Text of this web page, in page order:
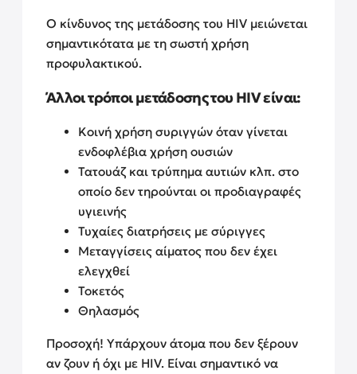
Ο κίνδυνος της μετάδοσης του HIV μειώνεται
σημαντικότατα με τη σωστή χρήση
προφυλακτικού.
Άλλοι τρόποι μετάδοσης του HIV είναι:
Κοινή χρήση συριγγών όταν γίνεται
ενδοφλέβια χρήση ουσιών
Τατουάζ και τρύπημα αυτιών κλπ. στο
οποίο δεν τηρούνται οι προδιαγραφές
υγιεινής
Τυχαίες διατρήσεις με σύριγγες
Μεταγγίσεις αίματος που δεν έχει
ελεγχθεί
Τοκετός
Θηλασμός
Προσοχή! Υπάρχουν άτομα που δεν ξέρουν
αν ζουν ή όχι με HIV. Είναι σημαντικό να